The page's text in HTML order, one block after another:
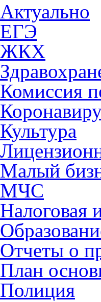
Актуально
ЕГЭ
ЖКХ
Комиссия
Культура
Малый
МЧС
Налоговая
Отчеты о
План
Полиция